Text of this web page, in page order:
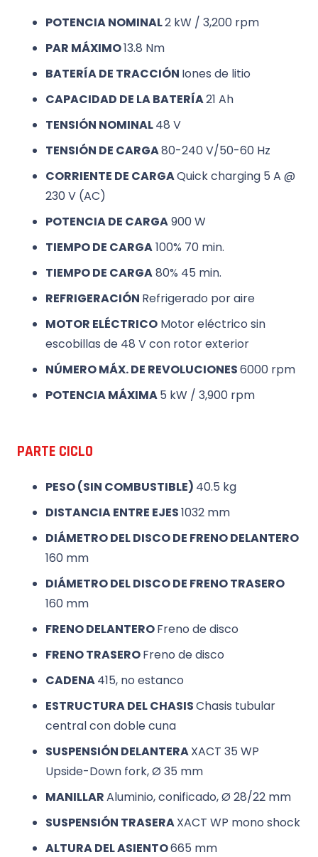
POTENCIA NOMINAL2 kW / 3,200 rpm
PAR MÁXIMO13.8 Nm
BATERÍA DE TRACCIÓN Iones de litio
CAPACIDAD DE LA BATERÍA21 Ah
TENSIÓN NOMINAL48 V
TENSIÓN DE CARGA80-240 V/50-60 Hz
CORRIENTE DE CARGAQuick charging 5 A @
230 V (AC)
POTENCIA DE CARGA900 W
TIEMPO DE CARGA100% 70 min.
TIEMPO DE CARGA80% 45 min.
REFRIGERACIÓN Refrigerado por aire
MOTOR ELÉCTRICO Motor eléctrico sin
escobillas de 48 V con rotor exterior
NÚMERO MÁX. DE REVOLUCIONES6000 rpm
POTENCIA MÁXIMA5 kW / 3,900 rpm
PARTE CICLO
PESO (SIN COMBUSTIBLE) 40.5 kg
DISTANCIA ENTRE EJES1032 mm
DIÁMETRO DEL DISCO DE FRENO DELANTERO
160 mm
DIÁMETRO DEL DISCO DE FRENO TRASERO
160 mm
FRENO DELANTEROFreno de disco
FRENO TRASEROFreno de disco
CADENA415, no estanco
ESTRUCTURA DEL CHASISChasis tubular
central con doble cuna
SUSPENSIÓN DELANTERAXACT 35 WP
Upside-Down fork, Ø 35 mm
MANILLARAluminio, conificado, Ø 28/22 mm
SUSPENSIÓN TRASERAXACT WP mono shock
ALTURA DEL ASIENTO665 mm